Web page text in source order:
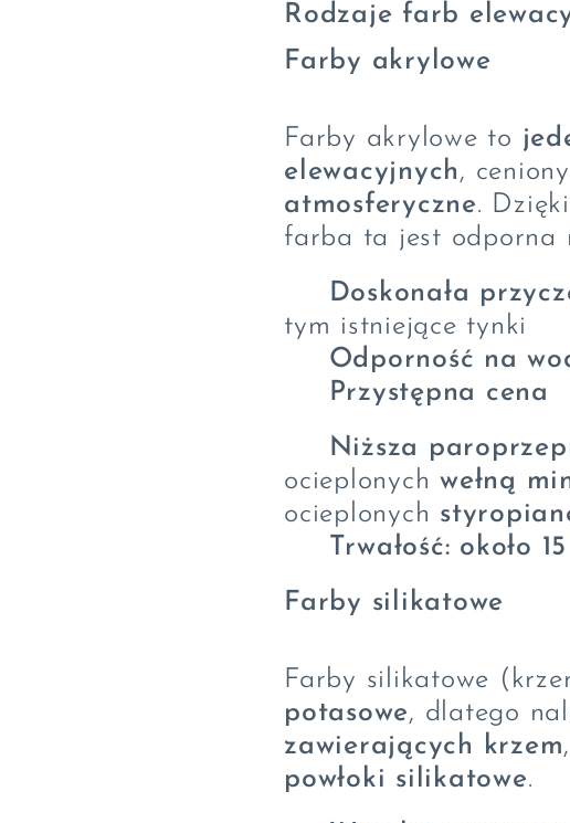
Rodzaje farb
Farby akrylowe
Farby akrylowe to
elewacyjnych,
atmosferyczne.
farba ta jest odporna
Doskonała
tym istniejące tynki
Odporność na
Przystępna cena
Niższa
ocieplonych wełną
ocieplonych
Trwałość: około
Farby silikatowe
Farby silikatowe
potasowe, dlatego
zawierających krzem
powłoki silikatowe.